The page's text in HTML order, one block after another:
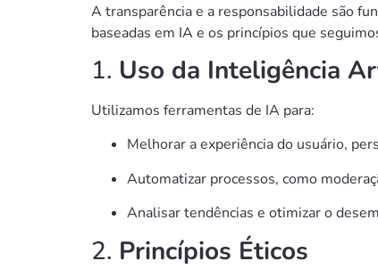
A transparência e a responsabilidade são
baseadas em IA e os princípios que
1. Uso da Inteligência
Utilizamos ferramentas de IA para:
Melhorar a experiência do usuário,
Automatizar processos, como
Analisar tendências e otimizar o
2. Princípios Éticos